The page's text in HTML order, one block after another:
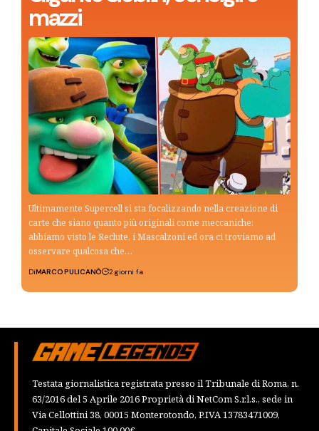
mazzi
Ultimamente Supercell si sta focalizzando nella creazione di
carte che siano quanto più originali come meccaniche:
abbiamo visto le Reclute, i Mascalzoni ed ora ci troviamo ad
osservare qualcosa che…
DiMARCO PULICANÒ 2 giorni fa
Testata giornalistica registrata presso il Tribunale di Roma, n.
63/2016 del 5 Aprile 2016 Proprietà di NetCom S.r.l.s., sede in
Via Cellottini 38, 00015 Monterotondo, P.IVA 13783471009,